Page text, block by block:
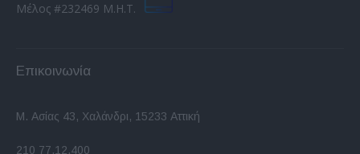
Μέλος #232469 Μ.Η.Τ.
Επικοινωνία
Μ. Ασίας 43, Χαλάνδρι, 15233 Αττική
210 77.12.400